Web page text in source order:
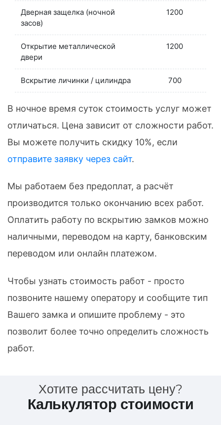
Дверная защелка (ночной
засов)
1200
Открытие металлической
двери
1200
Вскрытие личинки / цилиндра 700
В ночное время суток стоимость услуг может
отличаться. Цена зависит от сложности работ.
Вы можете получить скидку 10%, если
отправите заявку через сайт.
Мы работаем без предоплат, а расчёт
производится только окончанию всех работ.
Оплатить работу по вскрытию замков можно
наличными, переводом на карту, банковским
переводом или онлайн платежом.
Чтобы узнать стоимость работ - просто
позвоните нашему оператору и сообщите тип
Вашего замка и опишите проблему - это
позволит более точно определить сложность
работ.
Хотите рассчитать цену?
Калькулятор стоимости